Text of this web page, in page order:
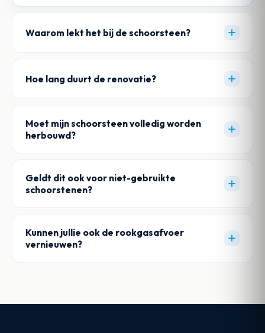
Waarom lekt het bij de schoorsteen?
Hoe lang duurt de renovatie?
Moet mijn schoorsteen volledig worden
herbouwd?
Geldt dit ook voor niet-gebruikte
schoorstenen?
Kunnen jullie ook de rookgasafvoer
vernieuwen?